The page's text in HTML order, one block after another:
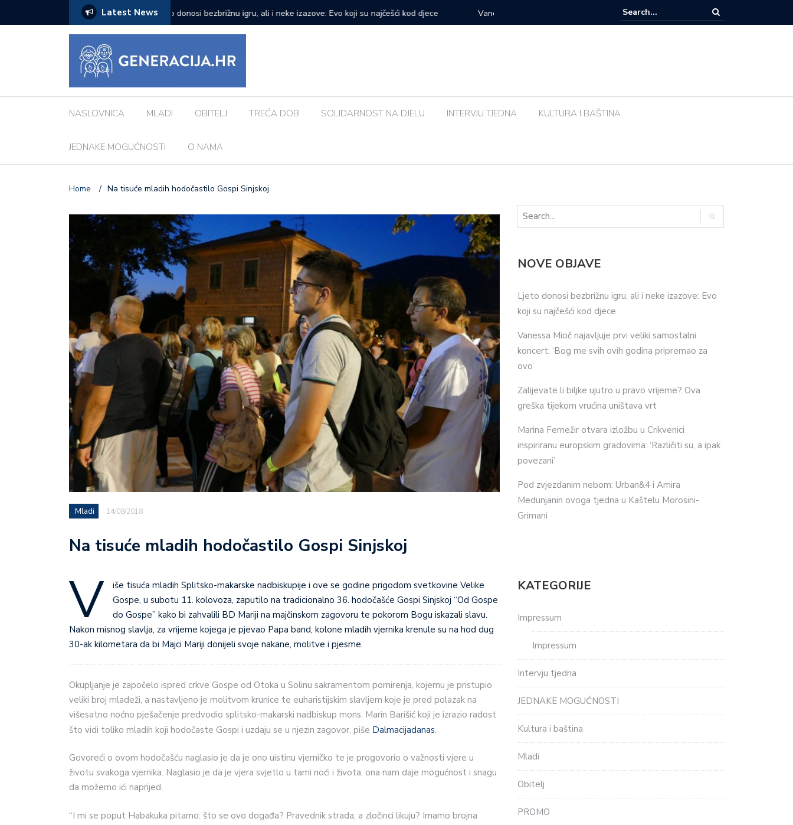
Latest News
Evo koji su najčešći kod djece
Vanessa Mioč najavljuje prvi veliki samostalni koncert: ‘Bog me svih ovih godina
pripremao za ovo’
Zalijevate li biljke ujutro u pravo vrijeme? Ova greška tijekom vrućina uništava
NASLOVNICA MLADI OBITELJ TREĆA DOB SOLIDARNOST NA DJELU INTERVJU TJEDNA KULTURA I BAŠTINA
JEDNAKE MOGUĆNOSTI O NAMA
Home / Na tisuće mladih hodočastilo Gospi Sinjskoj
Mladi 14/08/2018
Na tisuće mladih hodočastilo Gospi Sinjskoj
V
iše tisuća mladih Splitsko-makarske nadbiskupije i ove se godine prigodom svetkovine Velike
Gospe, u subotu 11. kolovoza, zaputilo na tradicionalno 36. hodočašće Gospi Sinjskoj “Od Gospe
do Gospe” kako bi zahvalili BD Mariji na majčinskom zagovoru te pokorom Bogu iskazali slavu.
Nakon misnog slavlja, za vrijeme kojega je pjevao Papa band, kolone mladih vjernika krenule su na hod dug
30-ak kilometara da bi Majci Mariji donijeli svoje nakane, molitve i pjesme.
Okupljanje je započelo ispred crkve Gospe od Otoka u Solinu sakramentom pomirenja, kojemu je pristupio
veliki broj mladeži, a nastavljeno je molitvom krunice te euharistijskim slavljem koje je pred polazak na
višesatno noćno pješačenje predvodio splitsko-makarski nadbiskup mons. Marin Barišić koji je izrazio radost
što vidi toliko mladih koji hodočaste Gospi i uzdaju se u njezin zagovor, piše Dalmacijadanas.
Govoreći o ovom hodočašću naglasio je da je ono uistinu vjerničko te je progovorio o važnosti vjere u
životu svakoga vjernika. Naglasio je da je vjera svjetlo u tami noći i života, ona nam daje mogućnost i snagu
da možemo ići naprijed.
“I mi se poput Habakuka pitamo: što se ovo događa? Pravednik strada, a zločinci likuju? Imamo brojna
NOVE OBJAVE
Ljeto donosi bezbrižnu igru, ali i neke izazove: Evo
koji su najčešći kod djece
Vanessa Mioč najavljuje prvi veliki samostalni
koncert: ‘Bog me svih ovih godina pripremao za
ovo’
Zalijevate li biljke ujutro u pravo vrijeme? Ova
greška tijekom vrućina uništava vrt
Marina Fernežir otvara izložbu u Crikvenici
inspiriranu europskim gradovima: ‘Različiti su, a ipak
povezani’
Pod zvjezdanim nebom: Urban&4 i Amira
Medunjanin ovoga tjedna u Kaštelu Morosini-
Grimani
KATEGORIJE
Impressum
Impressum
Intervju tjedna
JEDNAKE MOGUĆNOSTI
Kultura i baština
Mladi
Obitelj
PROMO